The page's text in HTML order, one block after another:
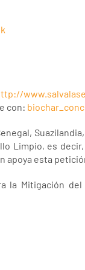
con:
Limpio, es
apoya esta
la Mitigación del